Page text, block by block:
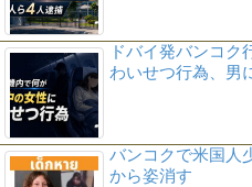
ドバイ発バンコク
わいせつ行為、男
バンコクで米国人
から姿消す